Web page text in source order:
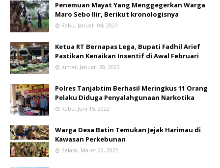
Penemuan Mayat Yang Menggegerkan Warga
Maro Sebo Ilir, Berikut kronologisnya
Rabu, Januari 04, 2023
Ketua RT Bernapas Lega, Bupati Fadhil Arief
Pastikan Kenaikan Insentif di Awal Februari
Jumat, Januari 20, 2023
Polres Tanjabtim Berhasil Meringkus 11 Orang
Pelaku Diduga Penyalahgunaan Narkotika
Rabu, Juni 15, 2022
Warga Desa Batin Temukan Jejak Harimau di
Kawasan Perkebunan
Selasa, Maret 22, 2022